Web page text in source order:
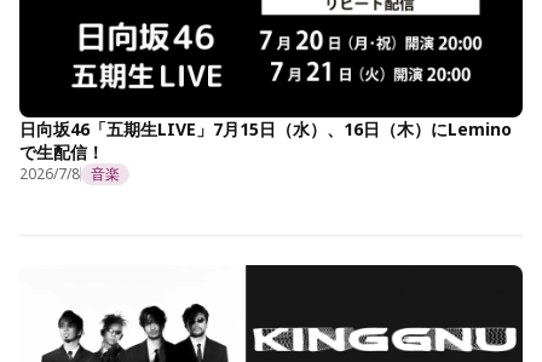
日向坂46「五期生LIVE」7月15日（水）、16日（木）にLemino
で生配信！
2026/7/8 音楽